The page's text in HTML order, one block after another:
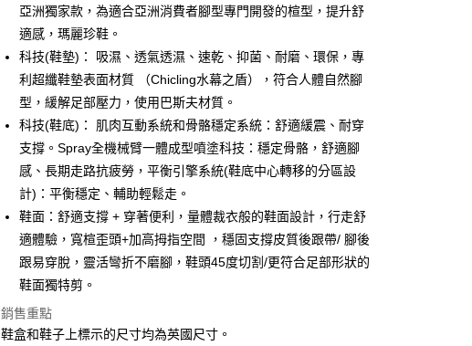
國泰世華商業銀行
兆豐國際商業銀行
臺灣中小企業銀行
匯豐（台灣）商業銀行
華泰商業銀行
聯邦商業銀行
遠東國際商業銀行
元大商業銀行
永豐商業銀行
台新國際商業銀行
中國信託商業銀行
台灣樂天信用卡公司
AFTEE先享後付
相關說明
【關於「AFTEE先享後付」】
AFTEE先享後付是「在收到商品之後才付款」的支付方式。 讓您購物簡單
便利好安心！
１．簡單：不需註冊會員、不需綁卡、不需儲值。
２．便利：只要手機號碼，簡訊認證，即可結帳。
３．安心：先確認商品／服務後，再付款。
【「AFTEE先享後付」結帳流程】
付」結帳頁面，進行簡訊認證並確認金額後，即可完成結帳。
２．訂單成立數日內，您將收到繳費通知簡訊。
３．收到繳費通知簡訊後14天內，點擊此簡訊中的連結，可透過四大超商
／ATM／網路銀行／等多元方式進行付款，方視為交易完成。
※ 請注意：結帳手續完成當下不需立刻繳費，但若您需要取消訂單，請聯
絡購買商品的店家。未經商家同意取消之訂單仍視為有效，需透過AFTEE
先享後付繳納相關費用。
※ 交易是否成功請以「AFTEE先享後付 」之結帳頁面顯示為準，若有關於
ATM付款
運送方式
付款後全家取貨
每筆NT$80，滿NT$1,000(含以上)免運費
付款後萊爾富取貨
每筆NT$80，滿NT$1,000(含以上)免運費
每筆NT$80，滿NT$1,000(含以上)免運費
亞洲獨家款，為適合亞洲消費者腳型專門開發的楦型，提升舒
適感，瑪麗珍鞋。
科技(鞋墊)： 吸濕、透氣透濕、速乾、抑菌、耐磨、環保，專
利超纖鞋墊表面材質 （Chicling水幕之盾），符合人體自然腳
型，緩解足部壓力，使用巴斯夫材質。
科技(鞋底)： 肌肉互動系統和骨骼穩定系統：舒適緩震、耐穿
支撐。Spray全機械臂一體成型噴塗科技：穩定骨骼，舒適腳
感、長期走路抗疲勞，平衡引擎系統(鞋底中心轉移的分區設
計)：平衡穩定、輔助輕鬆走。
鞋面：舒適支撐 + 穿著便利，量體裁衣般的鞋面設計，行走舒
適體驗，寬楦歪頭+加高拇指空間 ，穩固支撐皮質後跟帶/ 腳後
跟易穿脫，靈活彎折不磨腳，鞋頭45度切割/更符合足部形狀的
鞋面獨特剪。
銷售重點
鞋盒和鞋子上標示的尺寸均為英國尺寸。